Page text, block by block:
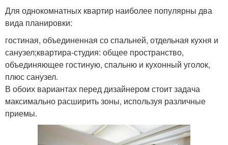
Для однокомнатных квартир наиболее популярны два
вида планировки:
гостиная, объединенная со спальней, отдельная кухня и
санузел;квартира-студия: общее пространство,
объединяющее гостиную, спальню и кухонный уголок,
плюс санузел.
В обоих вариантах перед дизайнером стоит задача
максимально расширить зоны, используя различные
приемы.